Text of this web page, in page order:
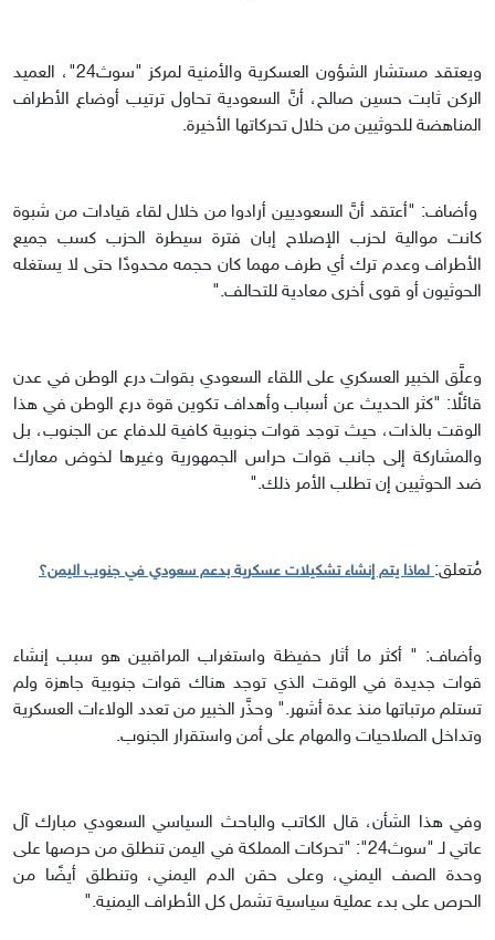
ويعتقد مستشار الشؤون العسكرية والأمنية لمركز "سوث24"، العميد
الركن ثابت حسين صالح، أنَّ السعودية تحاول ترتيب أوضاع الأطراف
المناهضة للحوثيين من خلال تحركاتها الأخيرة.
وأضاف: "أعتقد أنَّ السعوديين أرادوا من خلال لقاء قيادات من شبوة
كانت موالية لحزب الإصلاح إبان فترة سيطرة الحزب كسب جميع
الأطراف وعدم ترك أي طرف مهما كان حجمه محدودًا حتى لا يستغله
الحوثيون أو قوى أخرى معادية للتحالف."
وعلَّق الخبير العسكري على اللقاء السعودي بقوات درع الوطن في عدن
قائلًا: "كثر الحديث عن أسباب وأهداف تكوين قوة درع الوطن في هذا
الوقت بالذات، حيث توجد قوات جنوبية كافية للدفاع عن الجنوب، بل
والمشاركة إلى جانب قوات حراس الجمهورية وغيرها لخوض معارك
ضد الحوثيين إن تطلب الأمر ذلك."
مُتعلق: لماذا يتم إنشاء تشكيلات عسكرية بدعم سعودي في جنوب اليمن؟
وأضاف: " أكثر ما أثار حفيظة واستغراب المراقبين هو سبب إنشاء
قوات جديدة في الوقت الذي توجد هناك قوات جنوبية جاهزة ولم
تستلم مرتباتها منذ عدة أشهر." وحذَّر الخبير من تعدد الولاءات العسكرية
وتداخل الصلاحيات والمهام على أمن واستقرار الجنوب.
وفي هذا الشأن، قال الكاتب والباحث السياسي السعودي مبارك آل
عاتي لـ "سوث24": "تحركات المملكة في اليمن تنطلق من حرصها على
وحدة الصف اليمني، وعلى حقن الدم اليمني، وتنطلق أيضًا من
الحرص على بدء عملية سياسية تشمل كل الأطراف اليمنية."